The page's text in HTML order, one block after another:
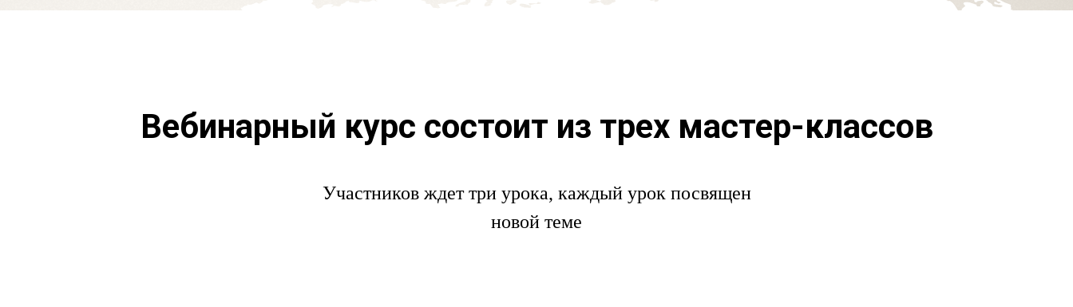
Вебинарный курс состоит из трех мастер-классов
Участников ждет три урока, каждый урок посвящен
новой теме